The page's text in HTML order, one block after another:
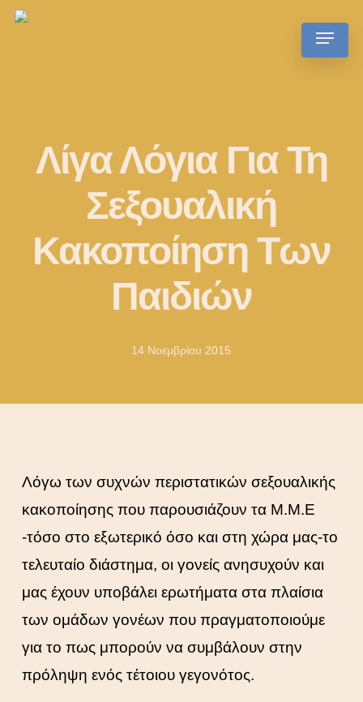
Skip
Menu
Λίγα Λόγια Για Τη
Σεξουαλική
Κακοποίηση Των
Παιδιών
14 Νοεμβρίου 2015
Λόγω των συχνών περιστατικών σεξουαλικής
κακοποίησης που παρουσιάζουν τα Μ.Μ.Ε
-τόσο στο εξωτερικό όσο και στη χώρα μας-το
τελευταίο διάστημα, οι γονείς ανησυχούν και
μας έχουν υποβάλει ερωτήματα στα πλαίσια
των ομάδων γονέων που πραγματοποιούμε
για το πως μπορούν να συμβάλουν στην
πρόληψη ενός τέτοιου γεγονότος.